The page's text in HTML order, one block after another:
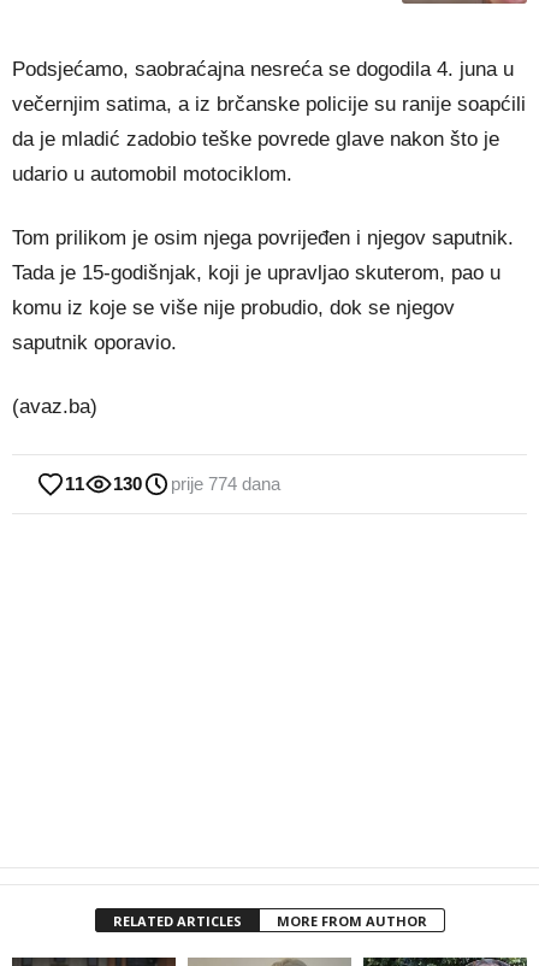
Podsjećamo, saobraćajna nesreća se dogodila 4. juna u
večernjim satima, a iz brčanske policije su ranije soapćili
da je mladić zadobio teške povrede glave nakon što je
udario u automobil motociklom.
Tom prilikom je osim njega povrijeđen i njegov saputnik.
Tada je 15-godišnjak, koji je upravljao skuterom, pao u
komu iz koje se više nije probudio, dok se njegov
saputnik oporavio.
(avaz.ba)
11 130 prije 774 dana
RELATED ARTICLES MORE FROM AUTHOR